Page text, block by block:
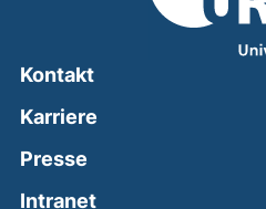
Kontakt
Karriere
Presse
Intranet(external link,